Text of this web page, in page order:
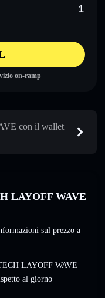
on-ramp
con il wallet
LAYOFF WAVE
sul prezzo a
LAYOFF WAVE
al giorno